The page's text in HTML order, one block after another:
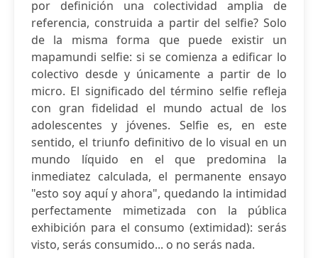
por definición una colectividad amplia de
referencia, construida a partir del selfie? Solo
de la misma forma que puede existir un
mapamundi selfie: si se comienza a edificar lo
colectivo desde y únicamente a partir de lo
micro. El significado del término selfie refleja
con gran fidelidad el mundo actual de los
adolescentes y jóvenes. Selfie es, en este
sentido, el triunfo definitivo de lo visual en un
mundo líquido en el que predomina la
inmediatez calculada, el permanente ensayo
"esto soy aquí y ahora", quedando la intimidad
perfectamente mimetizada con la pública
exhibición para el consumo (extimidad): serás
visto, serás consumido... o no serás nada.